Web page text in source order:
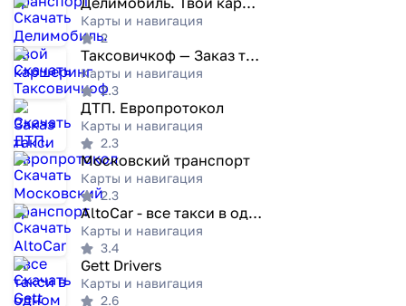
Карты и навигация
2
Таксовичкоф — Заказ такси
Карты и навигация
2.3
ДТП. Европротокол
Карты и навигация
2.3
Московский транспорт
Карты и навигация
2.3
AltoCar - все такси в одном
Карты и навигация
3.4
Gett Drivers
Карты и навигация
2.6